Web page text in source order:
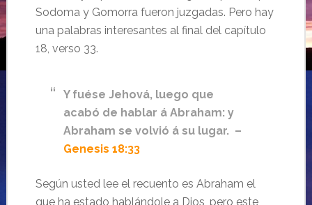
Sodoma y Gomorra fueron juzgadas. Pero hay
una palabras interesantes al final del capítulo
18, verso 33.
Y fuése Jehová, luego que
acabó de hablar á Abraham: y
Abraham se volvió á su lugar. –
Genesis 18:33
Según usted lee el recuento es Abraham el
que ha estado hablándole a Dios, pero este